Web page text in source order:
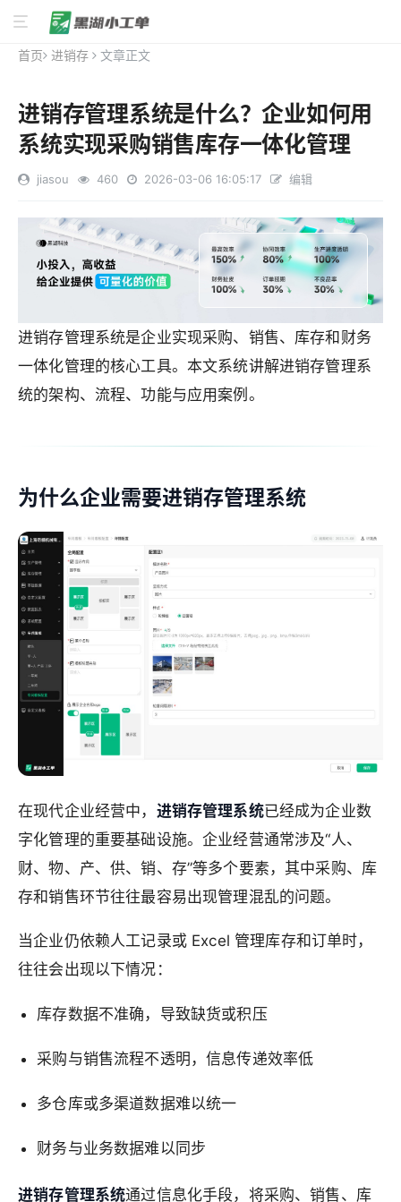
首页 进销存 文章正文
进销存管理系统是什么？企业如何用
系统实现采购销售库存一体化管理
jiasou 460 2026-03-06 16:05:17 编辑
进销存管理系统是企业实现采购、销售、库存和财务
一体化管理的核心工具。本文系统讲解进销存管理系
统的架构、流程、功能与应用案例。
为什么企业需要进销存管理系统
在现代企业经营中， 进销存管理系统已经成为企业数
字化管理的重要基础设施。企业经营通常涉及“人、
财、物、产、供、销、存”等多个要素，其中采购、库
存和销售环节往往最容易出现管理混乱的问题。
当企业仍依赖人工记录或 Excel 管理库存和订单时，
往往会出现以下情况：
库存数据不准确，导致缺货或积压
采购与销售流程不透明，信息传递效率低
多仓库或多渠道数据难以统一
财务与业务数据难以同步
进销存管理系统通过信息化手段，将采购、销售、库